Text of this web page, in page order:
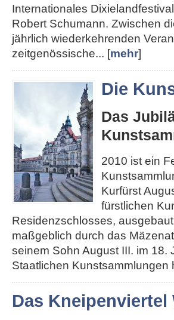
Internationales
Robert Schumann. Zwischen
jährlich wiederkehrenden
zeitgenössische... [mehr]
Die
Das
2010 ist ein
Kurfürst
fürstlichen
Residenzschlosses,
maßgeblich durch das
seinem Sohn August III. im 18.
Staatlichen Kunstsammlungen
Das Kneipenviertel